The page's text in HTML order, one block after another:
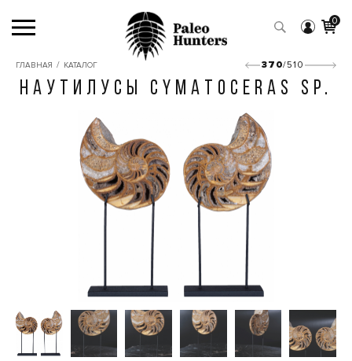
0
ГЛАВНАЯ / КАТАЛОГ 370/510
НАУТИЛУСЫ CYMATOCERAS SP.